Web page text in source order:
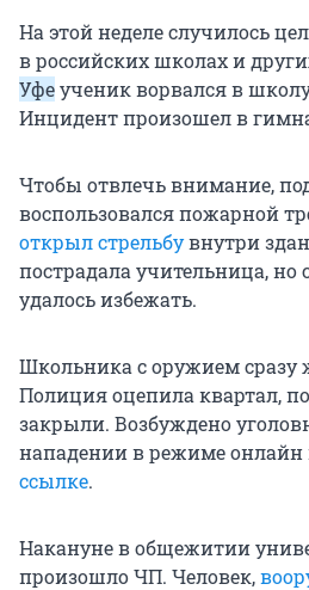
На этой неделе случилось
в российских школах и
Уфеученик ворвался в
Инцидент произошел в
Чтобы отвлечь внимание,
воспользовался пожарной
открыл стрельбувнутри
пострадала учительница, но
удалось избежать.
Школьника с оружием сразу
Полиция оцепила квартал,
закрыли. Возбуждено
нападении в режиме
ссылке.
Накануне в общежитии
произошло ЧП. Человек,